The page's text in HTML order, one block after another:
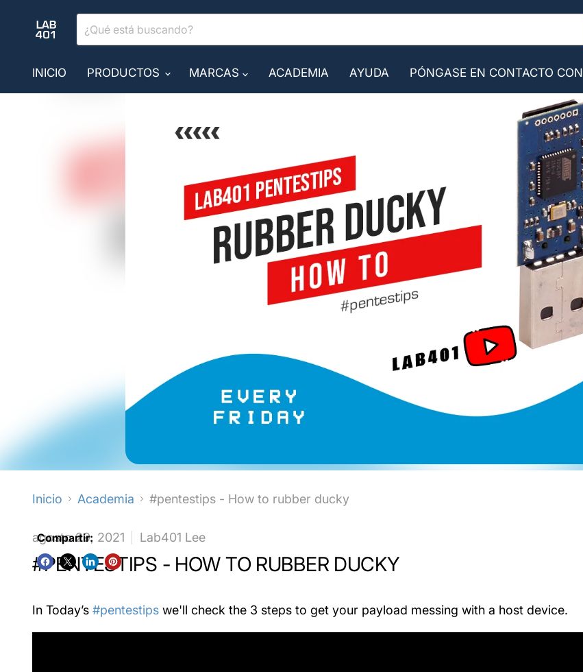
INICIO PRODUCTOS MARCAS ACADEMIA AYUDA PÓNGASE EN CONTACTO CON
Inicio Academia #pentestips - How to rubber ducky
Compartir:
agosto 29, 2021 Lab401 Lee
#PENTESTIPS - HOW TO RUBBER DUCKY
In Today’s #pentestips we'll check the 3 steps to get your payload messing with a host device.